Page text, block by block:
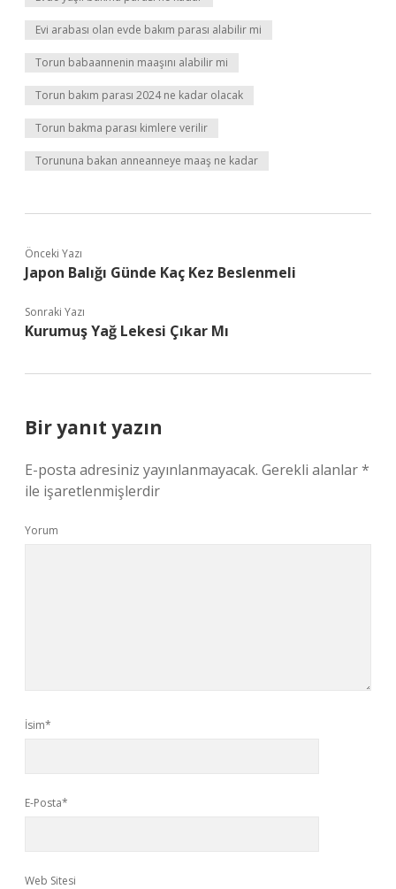
Evi arabası olan evde bakım parası alabilir mi
Torun babaannenin maaşını alabilir mi
Torun bakım parası 2024 ne kadar olacak
Torun bakma parası kimlere verilir
Torununa bakan anneanneye maaş ne kadar
Önceki Yazı
Japon Balığı Günde Kaç Kez Beslenmeli
Sonraki Yazı
Kurumuş Yağ Lekesi Çıkar Mı
Bir yanıt yazın
E-posta adresiniz yayınlanmayacak. Gerekli alanlar*
ile işaretlenmişlerdir
Yorum
İsim*
E-Posta*
Web Sitesi